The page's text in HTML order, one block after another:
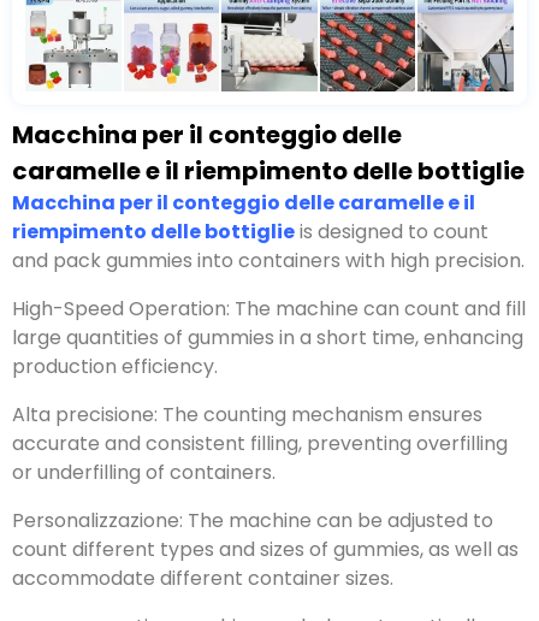
Macchina per il conteggio delle
caramelle e il riempimento delle bottiglie
Macchina per il conteggio delle caramelle e il
riempimento delle bottiglieis designed to count
and pack gummies into containers with high precision.
High-Speed Operation: The machine can count and fill
large quantities of gummies in a short time,enhancing
production efficiency.
Alta precisione: The counting mechanism ensures
accurate and consistent filling, preventing overfilling
or underfilling of containers.
Personalizzazione: The machine can be adjusted to
count different types and sizes of gummies,as well as
accommodate different container sizes.